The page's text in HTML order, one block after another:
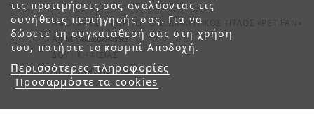
τις προτιμήσεις σας αναλύοντας τις
συνήθειες περιήγησής σας. Για να
δώσετε τη συγκατάθεσή σας στη χρήση
του, πατήστε το κουμπί Αποδοχή.
Περισσότερες πληροφορίες
Προσαρμόστε τα cookies
ΑΦΟΙ ΧΑΤΖΗΓΕΩΡΓΙΟΥ Ο.Ε. ΔΙΑΚΡΙΤΙΚΟΣ ΤΙΤΛΟΣ «PET FAN»
ΑΦΜ : 082864093
ΔΟΥ : ΚΗΦΙΣΙΑΣ
ΑΡ. ΓΕΜΗ: 1821901000